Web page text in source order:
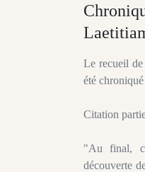
Le recueil de
été
Citation
"Au final,
découverte